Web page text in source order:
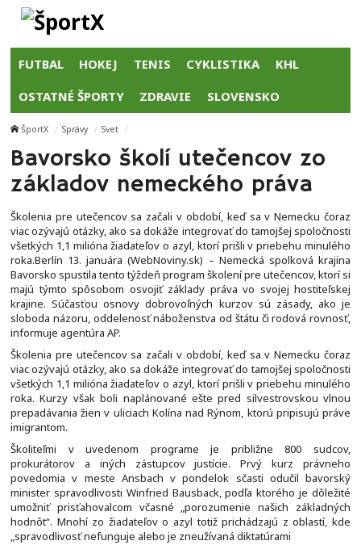
FUTBAL HOKEJ TENIS CYKLISTIKA KHL
OSTATNÉ ŠPORTY ZDRAVIE SLOVENSKO
ŠportX Správy Svet
Bavorsko školí utečencov zo
základov nemeckého práva
Školenia pre utečencov sa začali v období, keď sa v Nemecku čoraz
viac ozývajú otázky, ako sa dokáže integrovať do tamojšej spoločnosti
všetkých 1,1 milióna žiadateľov o azyl, ktorí prišli v priebehu minulého
roka.Berlín 13. januára (WebNoviny.sk) – Nemecká spolková krajina
Bavorsko spustila tento týždeň program školení pre utečencov, ktorí si
majú týmto spôsobom osvojiť základy práva vo svojej hostiteľskej
krajine. Súčasťou osnovy dobrovoľných kurzov sú zásady, ako je
sloboda názoru, oddelenosť náboženstva od štátu či rodová rovnosť,
informuje agentúra AP.
Školenia pre utečencov sa začali v období, keď sa v Nemecku čoraz
viac ozývajú otázky, ako sa dokáže integrovať do tamojšej spoločnosti
všetkých 1,1 milióna žiadateľov o azyl, ktorí prišli v priebehu minulého
roka. Kurzy však boli naplánované ešte pred silvestrovskou vlnou
prepadávania žien v uliciach Kolína nad Rýnom, ktorú pripisujú práve
imigrantom.
Školiteľmi v uvedenom programe je približne 800 sudcov,
prokurátorov a iných zástupcov justície. Prvý kurz právneho
povedomia v meste Ansbach v pondelok sčasti odučil bavorský
minister spravodlivosti Winfried Bausback, podľa ktorého je dôležité
umožniť prisťahovalcom včasné „porozumenie našich základných
hodnôt“. Mnohí zo žiadateľov o azyl totiž prichádzajú z oblastí, kde
„spravodlivosť nefunguje alebo je zneužívaná diktatúrami